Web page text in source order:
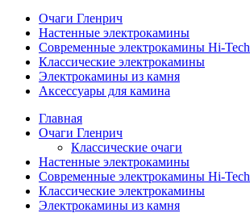
Очаги Гленрич
Настенные электрокамины
Современные электрокамины Hi-Tech
Классические электрокамины
Электрокамины из камня
Аксессуары для камина
Главная
Очаги Гленрич
Классические очаги
Настенные электрокамины
Современные электрокамины Hi-Tech
Классические электрокамины
Электрокамины из камня